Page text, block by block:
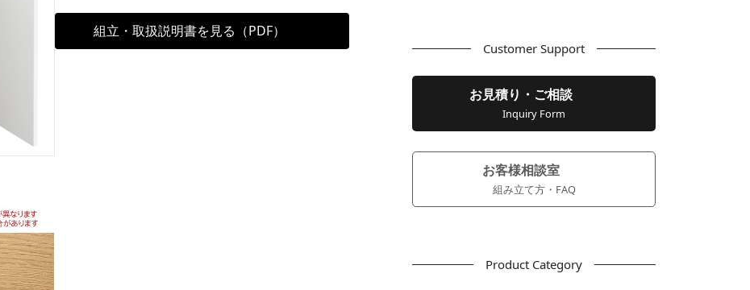
組立・取扱説明書を見る（PDF）
Customer Support
お見積り・ご相談
Inquiry Form
お客様相談室
組み立て方・FAQ
Product Category